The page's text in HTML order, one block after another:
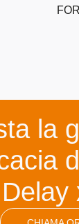
la
Delay